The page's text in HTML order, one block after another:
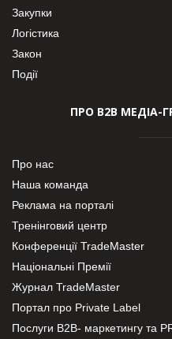
Закупки
Логістика
Закон
Події
ПРО В2В МЕДІА-
Про нас
Наша команда
Реклама на порталі
Тренінговий центр
Конференції TradeMaster
Національні Премії
Журнал TradeMaster
Портал про Private Label
Послуги В2В- маркетингу та